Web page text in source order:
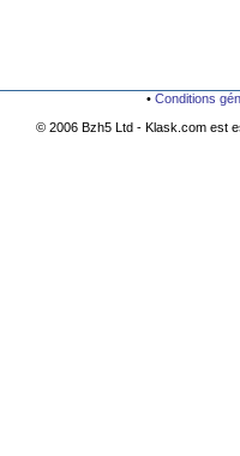
•Conditions
© 2006 Bzh5 Ltd - Klask.com est